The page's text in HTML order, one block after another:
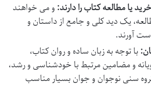
یا مطالعه کتاب را دارند: و می خواهند
یک دید کلی و جامع از داستان و
آورند.
با توجه به زبان ساده و روان کتاب،
و مضامین مرتبط با خودشناسی و رشد،
سنی نوجوان و جوان بسیار مناسب